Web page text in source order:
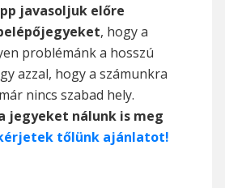
javasoljuk előre
, hogy a
problémánk a hosszú
azzal, hogy a számunkra
nincs szabad hely.
jegyeket nálunk is meg
tőlünk ajánlatot!